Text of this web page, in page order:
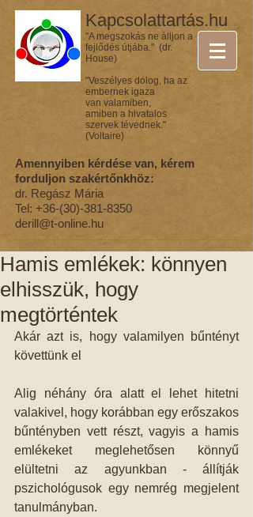
Kapcsolattartás.hu
"A megszokás ne álljon a
fejlődés útjába." (dr.
House)
"Veszélyes dolog, ha az
embernek igaza
van valamiben,
amiben a hivatalos
szervek tévednek."
(Voltaire)
Amennyiben kérdése van, kérem
forduljon szakértőnkhöz:
dr. Regász Mária
Tel: +36-(30)-381-8350
derill@t-online.hu
Hamis emlékek: könnyen
elhisszük, hogy
megtörténtek
Akár azt is, hogy valamilyen bűntényt
követtünk el
Alig néhány óra alatt el lehet hitetni
valakivel, hogy korábban egy erőszakos
bűntényben vett részt, vagyis a hamis
emlékeket meglehetősen könnyű
elültetni az agyunkban - állítják
pszichológusok egy nemrég megjelent
tanulmányban.